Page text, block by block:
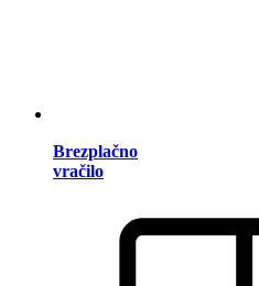
Brezplačno
vračilo